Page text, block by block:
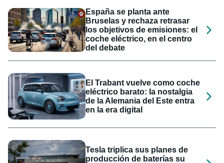
España se planta ante
Bruselas y rechaza retrasar
los objetivos de emisiones: el
coche eléctrico, en el centro
del debate
El Trabant vuelve como coche
eléctrico barato: la nostalgia
de la Alemania del Este entra
en la era digital
Tesla triplica sus planes de
producción de baterías su